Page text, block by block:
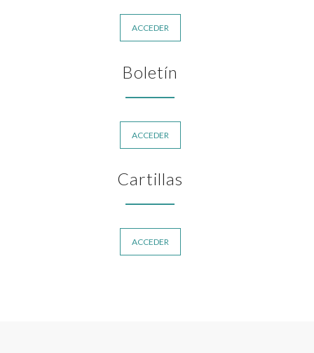
ACCEDER
Boletín
ACCEDER
Cartillas
ACCEDER